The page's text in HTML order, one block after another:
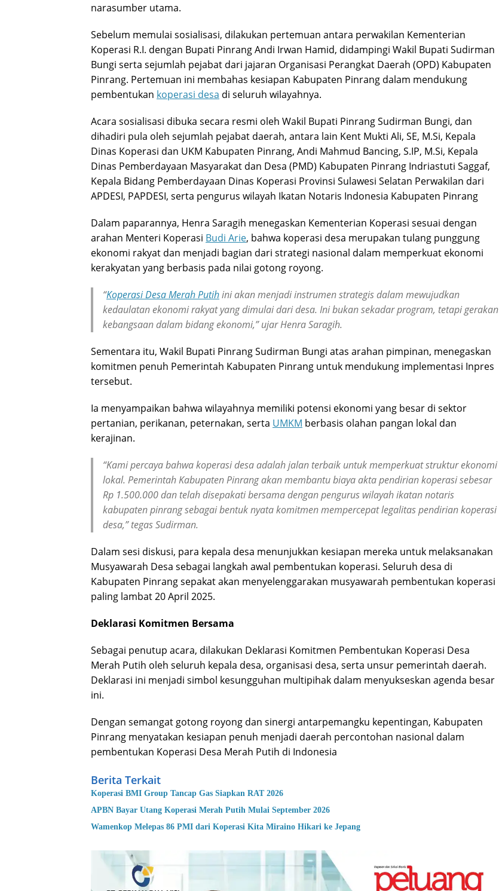
narasumber utama.
Sebelum memulai sosialisasi, dilakukan pertemuan antara perwakilan Kementerian
Koperasi R.I. dengan Bupati Pinrang Andi Irwan Hamid, didampingi Wakil Bupati Sudirman
Bungi serta sejumlah pejabat dari jajaran Organisasi Perangkat Daerah (OPD) Kabupaten
Pinrang. Pertemuan ini membahas kesiapan Kabupaten Pinrang dalam mendukung
pembentukan koperasi desa di seluruh wilayahnya.
Acara sosialisasi dibuka secara resmi oleh Wakil Bupati Pinrang Sudirman Bungi, dan
dihadiri pula oleh sejumlah pejabat daerah, antara lain Kent Mukti Ali, SE, M.Si, Kepala
Dinas Koperasi dan UKM Kabupaten Pinrang, Andi Mahmud Bancing, S.IP, M.Si, Kepala
Dinas Pemberdayaan Masyarakat dan Desa (PMD) Kabupaten Pinrang Indriastuti Saggaf,
Kepala Bidang Pemberdayaan Dinas Koperasi Provinsi Sulawesi Selatan Perwakilan dari
APDESI, PAPDESI, serta pengurus wilayah Ikatan Notaris Indonesia Kabupaten Pinrang
Dalam paparannya, Henra Saragih menegaskan Kementerian Koperasi sesuai dengan
arahan Menteri Koperasi Budi Arie, bahwa koperasi desa merupakan tulang punggung
ekonomi rakyat dan menjadi bagian dari strategi nasional dalam memperkuat ekonomi
kerakyatan yang berbasis pada nilai gotong royong.
“Koperasi Desa Merah Putihini akan menjadi instrumen strategis dalam mewujudkan
kedaulatan ekonomi rakyat yang dimulai dari desa. Ini bukan sekadar program, tetapi gerakan
kebangsaan dalam bidang ekonomi,” ujar Henra Saragih.
Sementara itu, Wakil Bupati Pinrang Sudirman Bungi atas arahan pimpinan, menegaskan
komitmen penuh Pemerintah Kabupaten Pinrang untuk mendukung implementasi Inpres
tersebut.
Ia menyampaikan bahwa wilayahnya memiliki potensi ekonomi yang besar di sektor
pertanian, perikanan, peternakan, serta UMKM berbasis olahan pangan lokal dan
kerajinan.
“Kami percaya bahwa koperasi desa adalah jalan terbaik untuk memperkuat struktur ekonomi
lokal. Pemerintah Kabupaten Pinrang akan membantu biaya akta pendirian koperasi sebesar
Rp 1.500.000 dan telah disepakati bersama dengan pengurus wilayah ikatan notaris
kabupaten pinrang sebagai bentuk nyata komitmen mempercepat legalitas pendirian koperasi
desa,” tegas Sudirman.
Dalam sesi diskusi, para kepala desa menunjukkan kesiapan mereka untuk melaksanakan
Musyawarah Desa sebagai langkah awal pembentukan koperasi. Seluruh desa di
Kabupaten Pinrang sepakat akan menyelenggarakan musyawarah pembentukan koperasi
paling lambat 20 April 2025.
Deklarasi Komitmen Bersama
Sebagai penutup acara, dilakukan Deklarasi Komitmen Pembentukan Koperasi Desa
Merah Putih oleh seluruh kepala desa, organisasi desa, serta unsur pemerintah daerah.
Deklarasi ini menjadi simbol kesungguhan multipihak dalam menyukseskan agenda besar
ini.
Dengan semangat gotong royong dan sinergi antarpemangku kepentingan, Kabupaten
Pinrang menyatakan kesiapan penuh menjadi daerah percontohan nasional dalam
pembentukan Koperasi Desa Merah Putih di Indonesia
Berita Terkait
Koperasi BMI Group Tancap Gas Siapkan RAT 2026
APBN Bayar Utang Koperasi Merah Putih Mulai September 2026
Wamenkop Melepas 86 PMI dari Koperasi Kita Miraino Hikari ke Jepang